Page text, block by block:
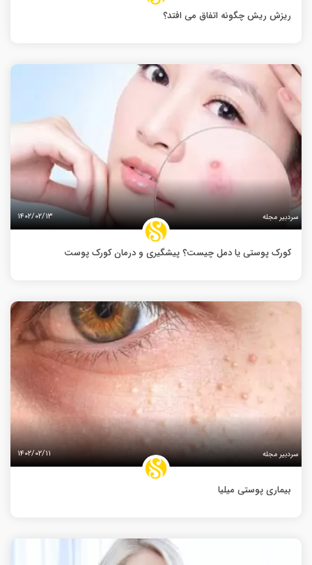
ریزش ریش چگونه اتفاق می افتد؟
سردبیر مجله ۱۴۰۲/۰۲/۱۳
کورک پوستی یا دمل چیست؟ پیشگیری و درمان کورک پوست
سردبیر مجله ۱۴۰۲/۰۲/۱۱
بیماری پوستی میلیا